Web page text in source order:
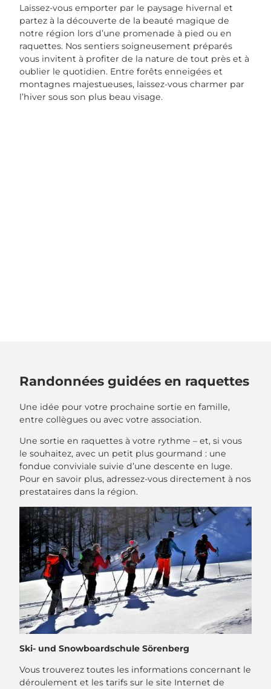
Laissez-vous emporter par le paysage hivernal et
partez à la découverte de la beauté magique de
notre région lors d’une promenade à pied ou en
raquettes. Nos sentiers soigneusement préparés
vous invitent à profiter de la nature de tout près et à
oublier le quotidien. Entre forêts enneigées et
montagnes majestueuses, laissez-vous charmer par
l’hiver sous son plus beau visage.
Randonnées guidées en raquettes
Une idée pour votre prochaine sortie en famille,
entre collègues ou avec votre association.
Une sortie en raquettes à votre rythme – et, si vous
le souhaitez, avec un petit plus gourmand : une
fondue conviviale suivie d’une descente en luge.
Pour en savoir plus, adressez-vous directement à nos
prestataires dans la région.
Ski- und Snowboardschule Sörenberg
Vous trouverez toutes les informations concernant le
déroulement et les tarifs sur le site Internet de